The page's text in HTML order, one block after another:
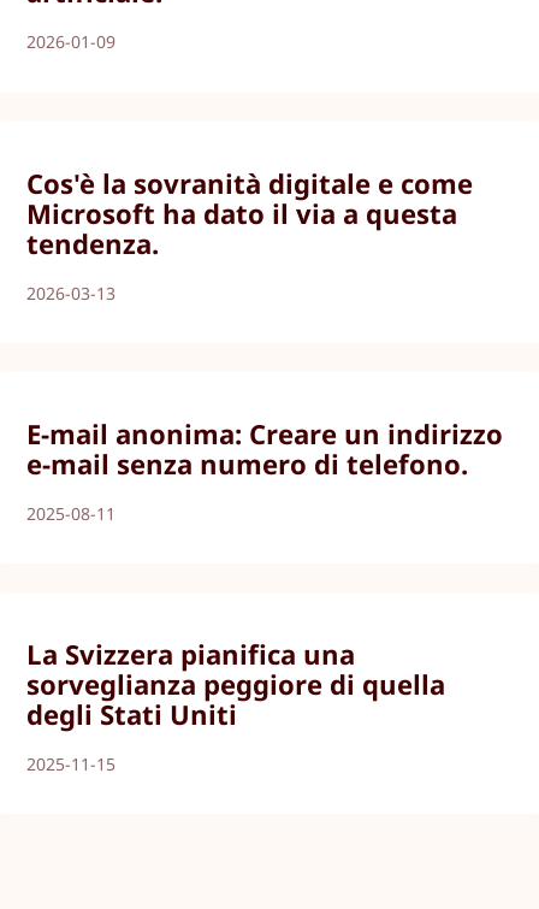
2026-01-09
Cos'è la sovranità digitale e come
Microsoft ha dato il via a questa
tendenza.
2026-03-13
E-mail anonima: Creare un indirizzo
e-mail senza numero di telefono.
2025-08-11
La Svizzera pianifica una
sorveglianza peggiore di quella
degli Stati Uniti
2025-11-15